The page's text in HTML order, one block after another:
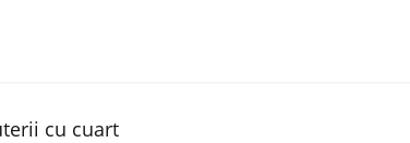
cu cuart